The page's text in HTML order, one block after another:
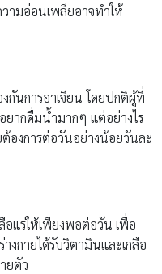
วามอ่อนเพลียอาจทำให้
กันการอาเจียน โดยปกติผู้ที่
ยากดื่มน้ำมากๆ แต่อย่างไร
องการต่อวันอย่างน้อยวันละ
แร่ให้เพียงพอต่อวัน เพื่อ
งกายได้รับวิตามินและเกลือ
ยตัว